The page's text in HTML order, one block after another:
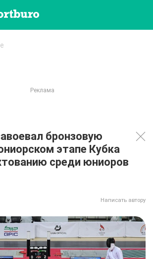
бронзовую
этапе Кубка
среди юниоров
Написать автору